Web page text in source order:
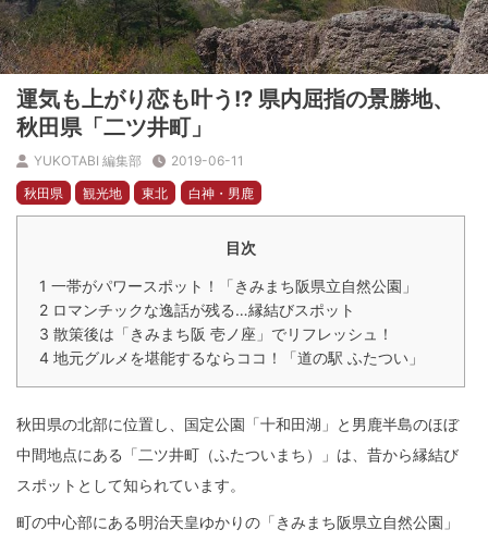
運気も上がり恋も叶う!? 県内屈指の景勝地、
秋田県「二ツ井町」
YUKOTABI 編集部
2019-06-11
秋田県
観光地 東北 白神・男鹿
目次
1 一帯がパワースポット！「きみまち阪県立自然公園」
2 ロマンチックな逸話が残る…縁結びスポット
3 散策後は「きみまち阪 壱ノ座」でリフレッシュ！
4 地元グルメを堪能するならココ！「道の駅 ふたつい」
秋田県の北部に位置し、国定公園「十和田湖」と男鹿半島のほぼ
中間地点にある「二ツ井町（ふたついまち）」は、昔から縁結び
スポットとして知られています。
町の中心部にある明治天皇ゆかりの「きみまち阪県立自然公園」